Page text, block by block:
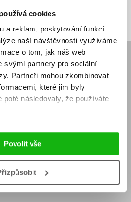
cookies
a reklam, poskytování funkcí
naší návštěvnosti využíváme
o tom, jak náš web
svými partnery pro sociální
Partneři mohou zkombinovat
které jim byly
poté následovaly, že používáte
Povolit vše
Přihlásit se
Knižní novinky
Dárkové poukazy
Affiliate program
Kontakty Albatros Media